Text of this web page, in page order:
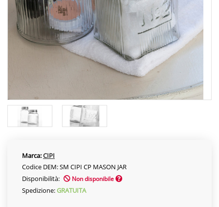
Marca:CIPI
Codice DEM: SM CIPI CP MASON JAR
Disponibilità:
Non disponibile
Spedizione:GRATUITA